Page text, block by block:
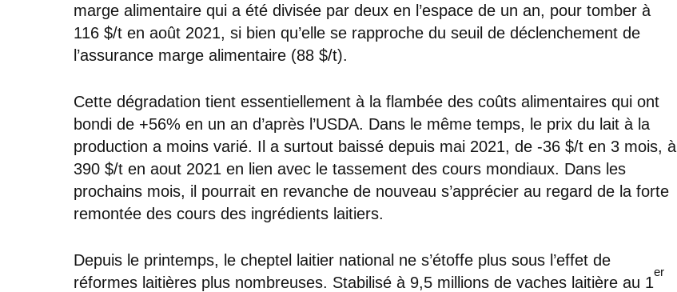
marge alimentaire qui a été divisée par deux en l’espace de un an, pour tomber à
116 $/t en août 2021, si bien qu’elle se rapproche du seuil de déclenchement de
l’assurance marge alimentaire (88 $/t).
Cette dégradation tient essentiellement à la flambée des coûts alimentaires qui ont
bondi de +56% en un an d’après l’USDA. Dans le même temps, le prix du lait à la
production a moins varié. Il a surtout baissé depuis mai 2021, de -36 $/t en 3 mois, à
390 $/t en aout 2021 en lien avec le tassement des cours mondiaux. Dans les
prochains mois, il pourrait en revanche de nouveau s’apprécier au regard de la forte
remontée des cours des ingrédients laitiers.
Depuis le printemps, le cheptel laitier national ne s’étoffe plus sous l’effet de
réformes laitières plus nombreuses. Stabilisé à 9,5 millions de vaches laitière au 1
er